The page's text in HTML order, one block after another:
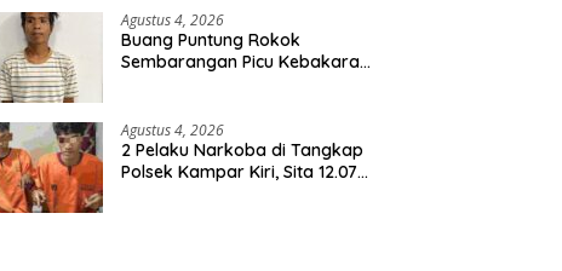
Agustus 4, 2026
Buang Puntung Rokok
Sembarangan Picu Kebakaran
Agustus 4, 2026
2 Pelaku Narkoba di Tangkap
Polsek Kampar Kiri, Sita 12.07